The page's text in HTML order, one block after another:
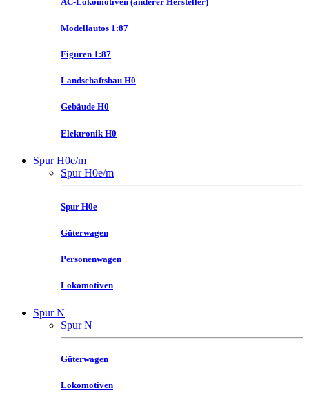
Modellautos 1:87
Figuren 1:87
Landschaftsbau H0
Gebäude H0
Elektronik H0
Spur H0e/m
Spur H0e/m
Spur H0e
Güterwagen
Personenwagen
Lokomotiven
Spur N
Spur N
Güterwagen
Lokomotiven